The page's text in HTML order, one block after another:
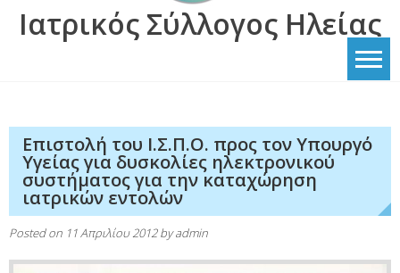
Ιατρικός Σύλλογος Ηλείας
Επιστολή του Ι.Σ.Π.Ο. προς τον Υπουργό
Υγείας για δυσκολίες ηλεκτρονικού
συστήματος για την καταχώρηση
ιατρικών εντολών
Posted on 11 Απριλίου 2012byadmin